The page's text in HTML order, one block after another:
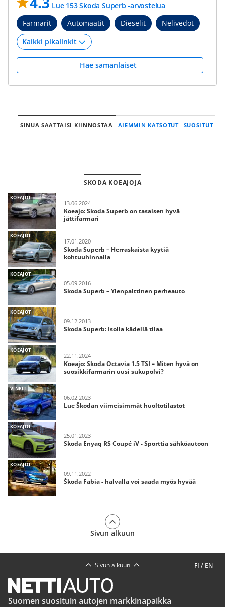
Lue 153 Skoda Superb -arvostelua
Farmarit
Automaatit Dieselit Nelivedot
Hae samanlaiset
SINUA SAATTAISI KIINNOSTAA AIEMMIN KATSOTUT SUOSITUT
SKODA KOEAJOJA
KOEAJOT
13.06.2024
Koeajo: Skoda Superb on tasaisen hyvä
jättifarmari
KOEAJOT
17.01.2020
Skoda Superb – Herraskaista kyytiä
kohtuuhinnalla
KOEAJOT
05.09.2016
Skoda Superb – Ylenpalttinen perheauto
KOEAJOT
09.12.2013
Skoda Superb: Isolla kädellä tilaa
KOEAJOT
22.11.2024
Koeajo: Skoda Octavia 1.5 TSI – Miten hyvä on
suosikkifarmarin uusi sukupolvi?
VINKIT
06.02.2023
Lue Škodan viimeisimmät huoltotilastot
KOEAJOT
25.01.2023
Skoda Enyaq RS Coupé iV - Sporttia sähköautoon
KOEAJOT
09.11.2022
Škoda Fabia - halvalla voi saada myös hyvää
Sivun alkuun
FI / EN
Sivun alkuun
Suomen suosituin autojen markkinapaikka